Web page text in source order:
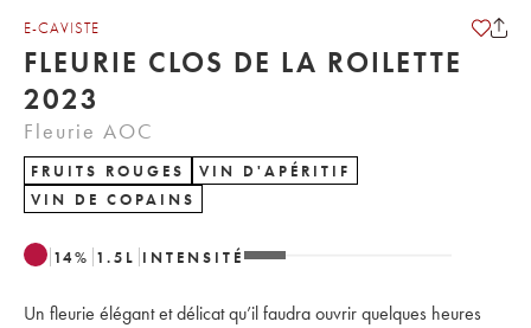
E-CAVISTE
FLEURIE CLOS DE LA ROILETTE
2023
Fleurie AOC
FRUITS ROUGES
VIN D'APÉRITIF
VIN DE COPAINS
14% 1.5 L INTENSITÉ
Un fleurie élégant et délicat qu’il faudra ouvrir quelques heures